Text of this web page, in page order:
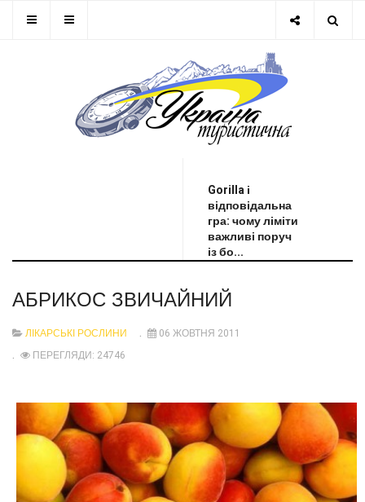
Gorilla і
відповідальна
гра: чому ліміти
важливі поруч
із бо...
АБРИКОС ЗВИЧАЙНИЙ
ЛІКАРСЬКІ РОСЛИНИ
06 ЖОВТНЯ 2011
ПЕРЕГЛЯДИ: 24746